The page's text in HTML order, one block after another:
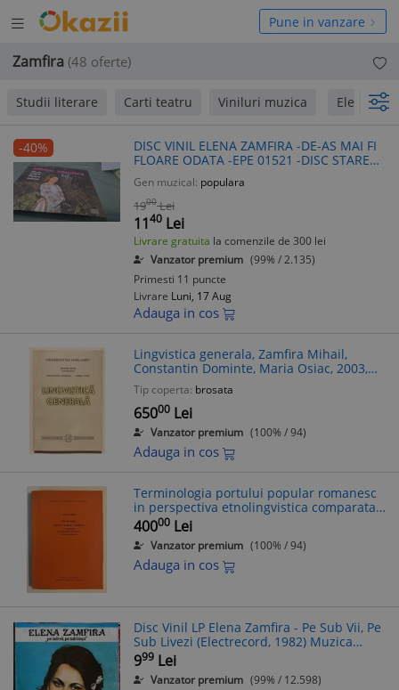
Deschide
meniul
Pune in vanzare
Zamfira (48 oferte)
Studii literare Carti teatru Viniluri muzica
-40%
DISC VINIL ELENA ZAMFIRA -DE-AS MAI FI
FLOARE ODATA -EPE 01521 -DISC STARE
FOARTE BUNA CHIAR EXCELENT
Gen muzical: populara
1900 Lei
1140 Lei
Livrare gratuita la comenzile de 300 lei
Vanzator premium (99% / 2.135)
Primesti 11 puncte
Livrare Luni, 17 Aug
Adauga in cos
Lingvistica generala, Zamfira Mihail,
Constantin Dominte, Maria Osiac, 2003,
comunicare, limbaj, functiile limbajului,
fonetica, morfologie, semantica
Tip coperta: brosata
65000 Lei
Vanzator premium (100% / 94)
Adauga in cos
Terminologia portului popular romanesc
in perspectiva etnolingvistica comparata
Sud-Est Europeana, Zamfira Mihail, 1978,
cu 38 harti, tiraj mic.
40000 Lei
Vanzator premium (100% / 94)
Adauga in cos
Disc Vinil LP Elena Zamfira - Pe Sub Vii, Pe
Sub Livezi (Electrecord, 1982) Muzica
Populara Romaneasca
999 Lei
Vanzator premium (99% / 12.598)